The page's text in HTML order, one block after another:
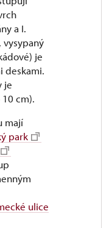
a I.
vysypaný
je
deskami.
je
cm).
mají
park
ulice